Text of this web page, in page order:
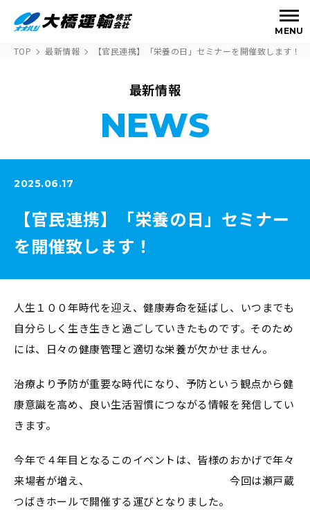
MENU
TOP 最新情報 【官民連携】「栄養の日」セミナーを開催致します！
最新情報
NEWS
2025.06.17
【官民連携】「栄養の日」セミナー
を開催致します！
人生１００年時代を迎え、健康寿命を延ばし、いつまでも
自分らしく生き生きと過ごしていきたものです。そのため
には、日々の健康管理と適切な栄養が欠かせません。
治療より予防が重要な時代になり、予防という観点から健
康意識を高め、良い生活習慣につながる情報を発信してい
きます。
今年で４年目となるこのイベントは、皆様のおかげで年々
来場者が増え、 今回は瀬戸蔵
つばきホールで開催する運びとなりました。